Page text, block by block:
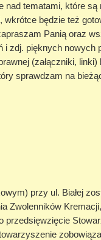
nad tematami, które są
wkrótce będzie też
Panią oraz
zdj. pięknych nowych
(załączniki,
sprawdzam na
przy ul. Białej
Zwolenników